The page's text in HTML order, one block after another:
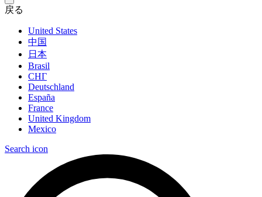
戻る
United States
中国
日本
Brasil
СНГ
Deutschland
España
France
United Kingdom
Mexico
Search icon